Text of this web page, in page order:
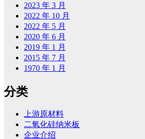
2023 年 3 月
2022 年 10 月
2022 年 5 月
2020 年 6 月
2019 年 1 月
2015 年 7 月
1970 年 1 月
分类
上游原材料
二氧化硅纳米板
企业介绍